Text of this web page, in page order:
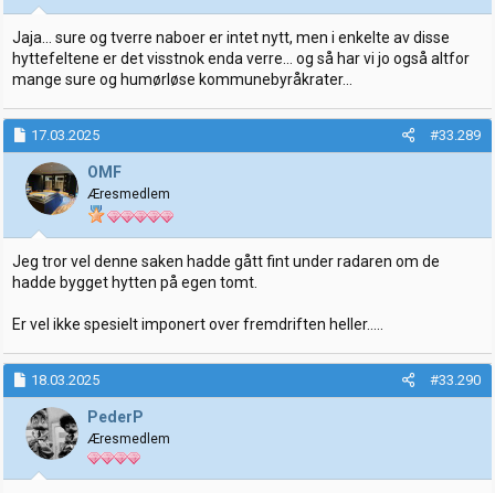
Jaja... sure og tverre naboer er intet nytt, men i enkelte av disse
hyttefeltene er det visstnok enda verre... og så har vi jo også altfor
mange sure og humørløse kommunebyråkrater...
17.03.2025 #33.289
OMF
Æresmedlem
Jeg tror vel denne saken hadde gått fint under radaren om de
hadde bygget hytten på egen tomt.
Er vel ikke spesielt imponert over fremdriften heller.....
18.03.2025 #33.290
PederP
Æresmedlem